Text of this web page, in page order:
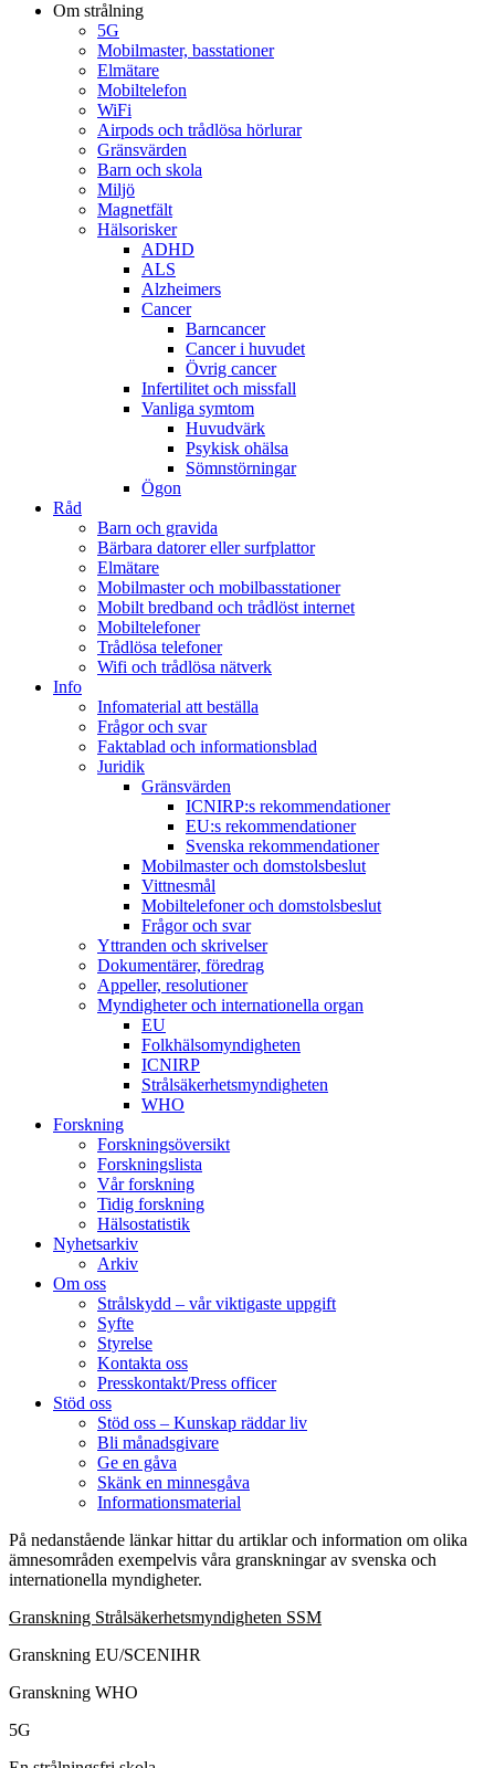
Om strålning
5G
Mobilmaster, basstationer
Elmätare
Mobiltelefon
WiFi
Airpods och trådlösa hörlurar
Gränsvärden
Barn och skola
Miljö
Magnetfält
Hälsorisker
ADHD
ALS
Alzheimers
Cancer
Barncancer
Cancer i huvudet
Övrig cancer
Infertilitet och missfall
Vanliga symtom
Huvudvärk
Psykisk ohälsa
Sömnstörningar
Ögon
Råd
Barn och gravida
Bärbara datorer eller surfplattor
Elmätare
Mobilmaster och mobilbasstationer
Mobilt bredband och trådlöst internet
Mobiltelefoner
Trådlösa telefoner
Wifi och trådlösa nätverk
Info
Infomaterial att beställa
Frågor och svar
Faktablad och informationsblad
Juridik
Gränsvärden
ICNIRP:s rekommendationer
EU:s rekommendationer
Svenska rekommendationer
Mobilmaster och domstolsbeslut
Vittnesmål
Mobiltelefoner och domstolsbeslut
Frågor och svar
Yttranden och skrivelser
Dokumentärer, föredrag
Appeller, resolutioner
Myndigheter och internationella organ
EU
Folkhälsomyndigheten
ICNIRP
Strålsäkerhetsmyndigheten
WHO
Forskning
Forskningsöversikt
Forskningslista
Vår forskning
Tidig forskning
Hälsostatistik
Nyhetsarkiv
Arkiv
Om oss
Strålskydd – vår viktigaste uppgift
Syfte
Styrelse
Kontakta oss
Presskontakt/Press officer
Stöd oss
Stöd oss – Kunskap räddar liv
Bli månadsgivare
Ge en gåva
Skänk en minnesgåva
Informationsmaterial
På nedanstående länkar hittar du artiklar och information om olika
ämnesområden exempelvis våra granskningar av svenska och
internationella myndigheter.
Granskning Strålsäkerhetsmyndigheten SSM
Granskning EU/SCENIHR
Granskning WHO
5G